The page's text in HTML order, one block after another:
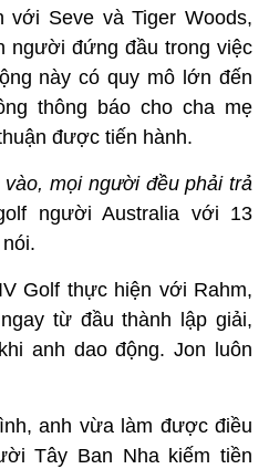
Seve và Tiger Woods,
người đứng đầu trong việc
này có quy mô lớn đến
thông báo cho cha mẹ
được tiến hành.
vào, mọi người đều phải trả
người Australia với 13
Golf thực hiện với Rahm,
từ đầu thành lập giải,
anh dao động. Jon luôn
anh vừa làm được điều
Tây Ban Nha kiếm tiền